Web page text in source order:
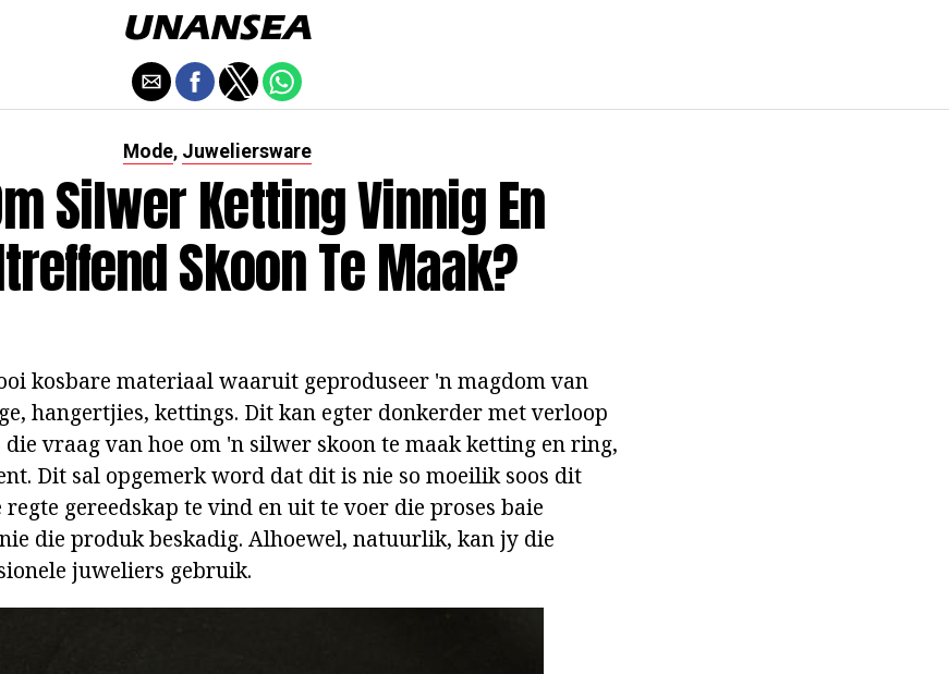
Mode, Juweliersware
Silwer Ketting Vinnig En
Skoon Te Maak?
kosbare materiaal waaruit geproduseer 'n magdom van
hangertjies, kettings. Dit kan egter donkerder met verloop
vraag van hoe om 'n silwer skoon te maak ketting en ring,
Dit sal opgemerk word dat dit is nie so moeilik soos dit
gereedskap te vind en uit te voer die proses baie
die produk beskadig. Alhoewel, natuurlik, kan jy die
juweliers gebruik.